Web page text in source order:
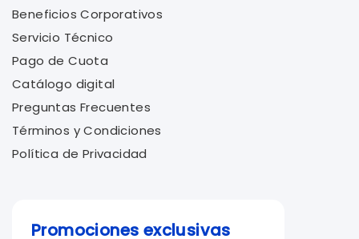
Beneficios Corporativos
Servicio Técnico
Pago de Cuota
Catálogo digital
Preguntas Frecuentes
Términos y Condiciones
Política de Privacidad
Promociones exclusivas